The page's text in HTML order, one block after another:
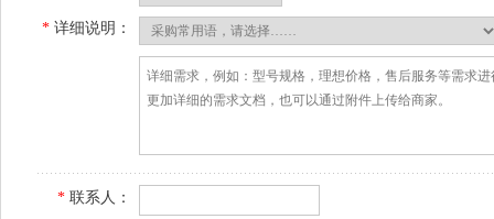
* 详细说明：
* 联系人：